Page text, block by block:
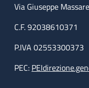
Via Giuseppe
C.F. 92038610371
P.IVA 02553300373
PEC: